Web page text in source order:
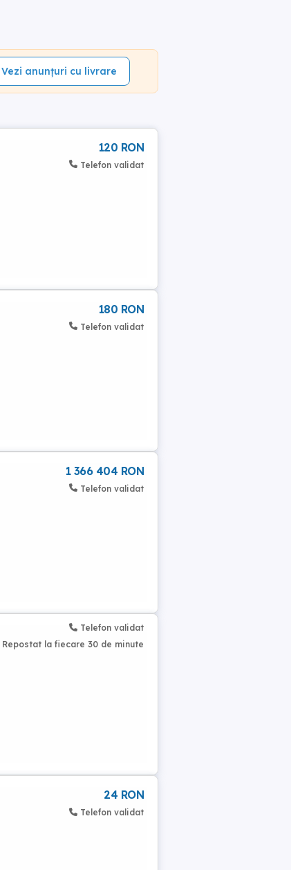
Vezi anunțuri cu livrare
120 RON
Telefon validat
180 RON
Telefon validat
1 366 404 RON
Telefon validat
Telefon validat
Repostat la fiecare 30 de minute
24 RON
Telefon validat